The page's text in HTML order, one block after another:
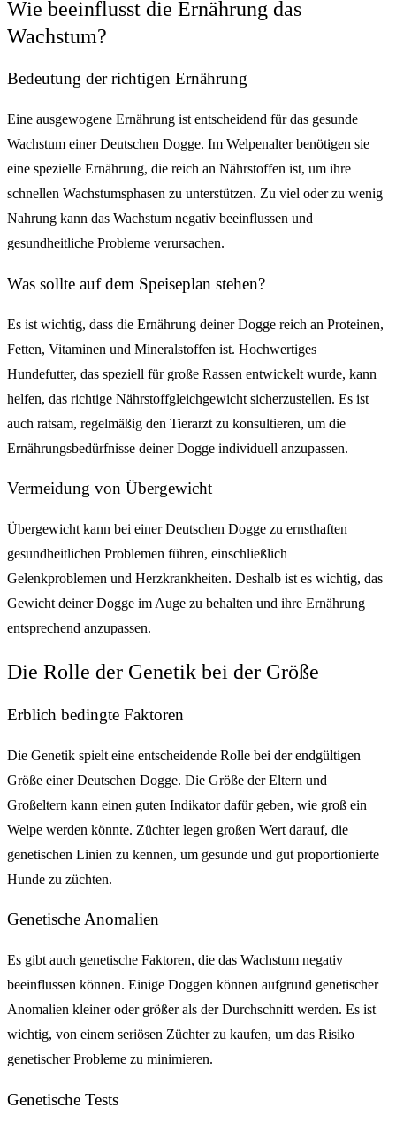
Wie beeinflusst die Ernährung das
Wachstum?
Bedeutung der richtigen Ernährung
Eine ausgewogene Ernährung ist entscheidend für das gesunde
Wachstum einer Deutschen Dogge. Im Welpenalter benötigen sie
eine spezielle Ernährung, die reich an Nährstoffen ist, um ihre
schnellen Wachstumsphasen zu unterstützen. Zu viel oder zu wenig
Nahrung kann das Wachstum negativ beeinflussen und
gesundheitliche Probleme verursachen.
Was sollte auf dem Speiseplan stehen?
Es ist wichtig, dass die Ernährung deiner Dogge reich an Proteinen,
Fetten, Vitaminen und Mineralstoffen ist. Hochwertiges
Hundefutter, das speziell für große Rassen entwickelt wurde, kann
helfen, das richtige Nährstoffgleichgewicht sicherzustellen. Es ist
auch ratsam, regelmäßig den Tierarzt zu konsultieren, um die
Ernährungsbedürfnisse deiner Dogge individuell anzupassen.
Vermeidung von Übergewicht
Übergewicht kann bei einer Deutschen Dogge zu ernsthaften
gesundheitlichen Problemen führen, einschließlich
Gelenkproblemen und Herzkrankheiten. Deshalb ist es wichtig, das
Gewicht deiner Dogge im Auge zu behalten und ihre Ernährung
entsprechend anzupassen.
Die Rolle der Genetik bei der Größe
Erblich bedingte Faktoren
Die Genetik spielt eine entscheidende Rolle bei der endgültigen
Größe einer Deutschen Dogge. Die Größe der Eltern und
Großeltern kann einen guten Indikator dafür geben, wie groß ein
Welpe werden könnte. Züchter legen großen Wert darauf, die
genetischen Linien zu kennen, um gesunde und gut proportionierte
Hunde zu züchten.
Genetische Anomalien
Es gibt auch genetische Faktoren, die das Wachstum negativ
beeinflussen können. Einige Doggen können aufgrund genetischer
Anomalien kleiner oder größer als der Durchschnitt werden. Es ist
wichtig, von einem seriösen Züchter zu kaufen, um das Risiko
genetischer Probleme zu minimieren.
Genetische Tests